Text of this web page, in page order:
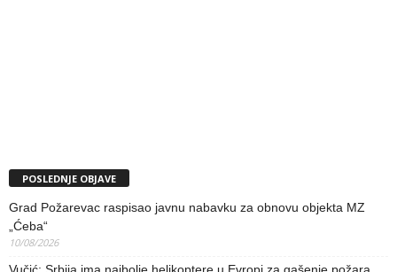
POSLEDNJE OBJAVE
Grad Požarevac raspisao javnu nabavku za obnovu objekta MZ
„Ćeba“
10/08/2026
Vučić: Srbija ima najbolje helikoptere u Evropi za gašenje požara